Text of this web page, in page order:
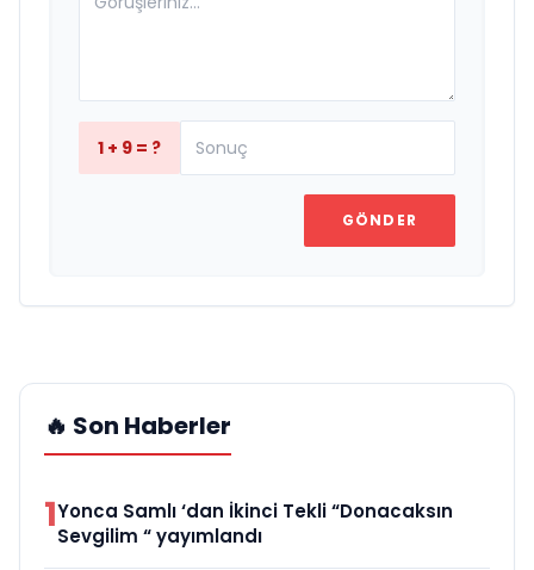
1 + 9 = ?
GÖNDER
🔥 Son Haberler
1Yonca Samlı ‘dan İkinci Tekli “Donacaksın
Sevgilim “ yayımlandı